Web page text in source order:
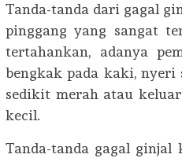
Tanda-tanda dari gagal
pinggang yang sangat
tertahankan, adanya
bengkak pada kaki,
sedikit merah atau
kecil.
Tanda-tanda gagal